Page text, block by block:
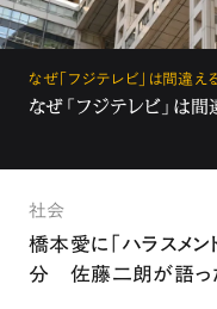
なぜ「フジテレビ」は間違え
なぜ「フジテレビ」は間
社会
橋本愛に「ハラスメ
分 佐藤二朗が語った